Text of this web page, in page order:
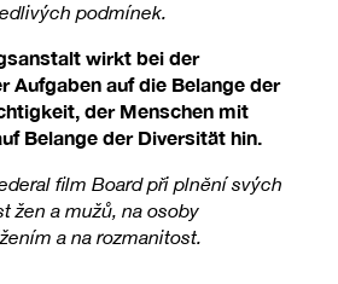
podmínek.
wirkt bei der
Aufgaben auf die Belange der
der Menschen mit
Belange der Diversität hin.
film Board při plnění svých
žen a mužů, na osoby
a na rozmanitost.